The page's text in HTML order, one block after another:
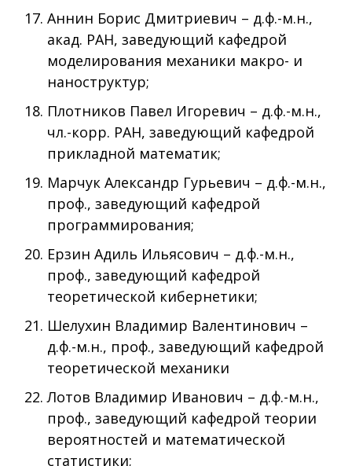
Аннин Борис Дмитриевич – д.ф.-м.н.,
акад. РАН, заведующий кафедрой
моделирования механики макро- и
наноструктур;
Плотников Павел Игоревич – д.ф.-м.н.,
чл.-корр. РАН, заведующий кафедрой
прикладной математик;
Марчук Александр Гурьевич – д.ф.-м.н.,
проф., заведующий кафедрой
программирования;
Ерзин Адиль Ильясович – д.ф.-м.н.,
проф., заведующий кафедрой
теоретической кибернетики;
Шелухин Владимир Валентинович –
д.ф.-м.н., проф., заведующий кафедрой
теоретической механики
Лотов Владимир Иванович – д.ф.-м.н.,
проф., заведующий кафедрой теории
вероятностей и математической
статистики;